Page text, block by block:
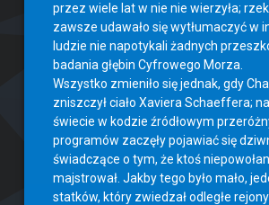
przez wiele lat w nie nie wierzyła;
zawsze udawało się wytłumaczyć w
ludzie nie napotykali żadnych
badania głębin Cyfrowego Morza.
Wszystko zmieniło się jednak, gdy
zniszczył ciało Xaviera Schaeffera;
świecie w kodzie źródłowym
programów zaczęły pojawiać się
świadczące o tym, że ktoś
majstrował. Jakby tego było mało,
statków, który zwiedzał odległe